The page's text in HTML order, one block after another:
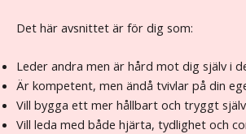
Det här avsnittet är för dig som:
Leder andra men är hård mot dig själv i
Är kompetent, men ändå tvivlar på din
Vill bygga ett mer hållbart och tryggt
Vill leda med både hjärta, tydlighet och